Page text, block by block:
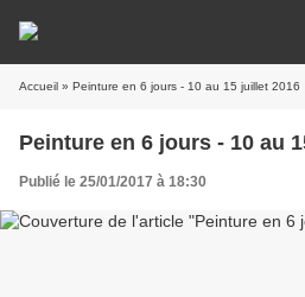
Accueil » Peinture en 6 jours - 10 au 15 juillet 2016
Peinture en 6 jours - 10 au
Publié le 25/01/2017 à 18:30